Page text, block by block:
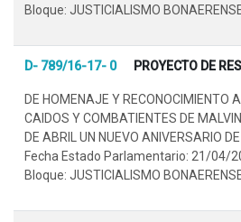
Bloque: JUSTICIALISMO
D- 789/16-17- 0 PROYECTO DE
DE HOMENAJE Y RECONOCIMIENTO
CAIDOS Y COMBATIENTES DE
DE ABRIL UN NUEVO ANIVERSARIO
Fecha Estado Parlamentario: 21/04/
Bloque: JUSTICIALISMO